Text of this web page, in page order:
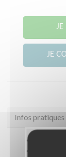
JE
Infos pratiques